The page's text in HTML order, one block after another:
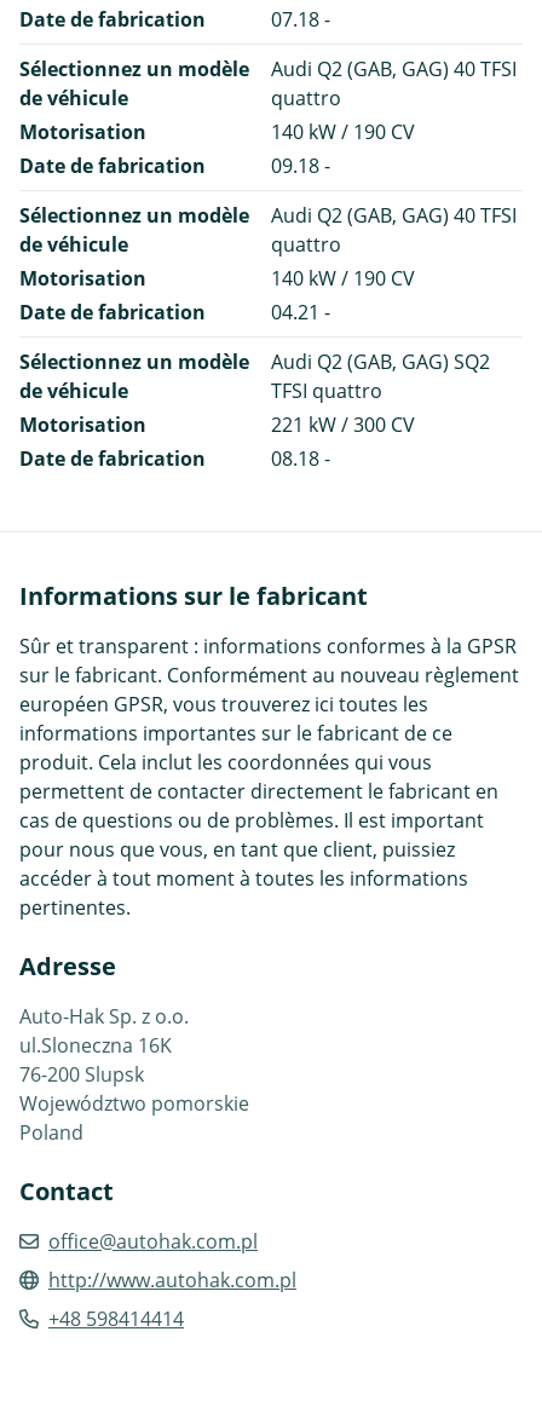
Date de fabrication
07.18 -
Sélectionnez un modèle
de véhicule
Audi Q2 (GAB, GAG) 40 TFSI
quattro
Motorisation
140 kW / 190 CV
Date de fabrication
09.18 -
Sélectionnez un modèle
de véhicule
Audi Q2 (GAB, GAG) 40 TFSI
quattro
Motorisation
140 kW / 190 CV
Date de fabrication
04.21 -
Sélectionnez un modèle
de véhicule
Audi Q2 (GAB, GAG) SQ2
TFSI quattro
Motorisation
221 kW / 300 CV
Date de fabrication
08.18 -
Informations sur le fabricant
Sûr et transparent : informations conformes à la GPSR
sur le fabricant. Conformément au nouveau règlement
européen GPSR, vous trouverez ici toutes les
informations importantes sur le fabricant de ce
produit. Cela inclut les coordonnées qui vous
permettent de contacter directement le fabricant en
cas de questions ou de problèmes. Il est important
pour nous que vous, en tant que client, puissiez
accéder à tout moment à toutes les informations
pertinentes.
Adresse
Auto-Hak Sp. z o.o.
ul.Sloneczna 16K
76-200 Slupsk
Województwo pomorskie
Poland
Contact
office@autohak.com.pl
http://www.autohak.com.pl
+48 598414414